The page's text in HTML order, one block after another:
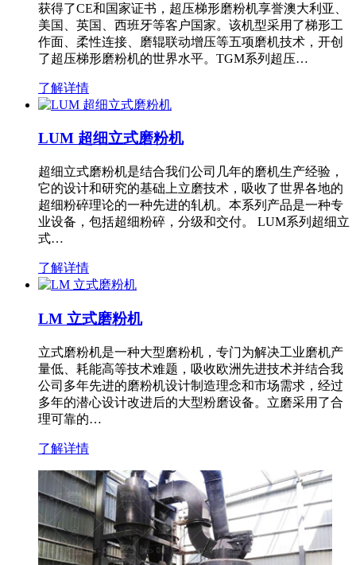
获得了CE和国家证书，超压梯形磨粉机享誉澳大利亚、
美国、英国、西班牙等客户国家。该机型采用了梯形工
作面、柔性连接、磨辊联动增压等五项磨机技术，开创
了超压梯形磨粉机的世界水平。TGM系列超压…
了解详情
LUM 超细立式磨粉机
超细立式磨粉机是结合我们公司几年的磨机生产经验，
它的设计和研究的基础上立磨技术，吸收了世界各地的
超细粉碎理论的一种先进的轧机。本系列产品是一种专
业设备，包括超细粉碎，分级和交付。 LUM系列超细立
式…
了解详情
LM 立式磨粉机
立式磨粉机是一种大型磨粉机，专门为解决工业磨机产
量低、耗能高等技术难题，吸收欧洲先进技术并结合我
公司多年先进的磨粉机设计制造理念和市场需求，经过
多年的潜心设计改进后的大型粉磨设备。立磨采用了合
理可靠的…
了解详情